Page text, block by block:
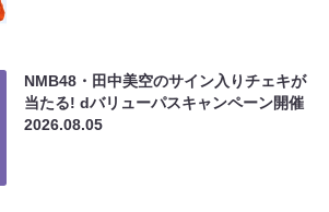
NMB48・田中美空のサイン入りチェキが
当たる! dバリューパスキャンペーン開催
2026.08.05